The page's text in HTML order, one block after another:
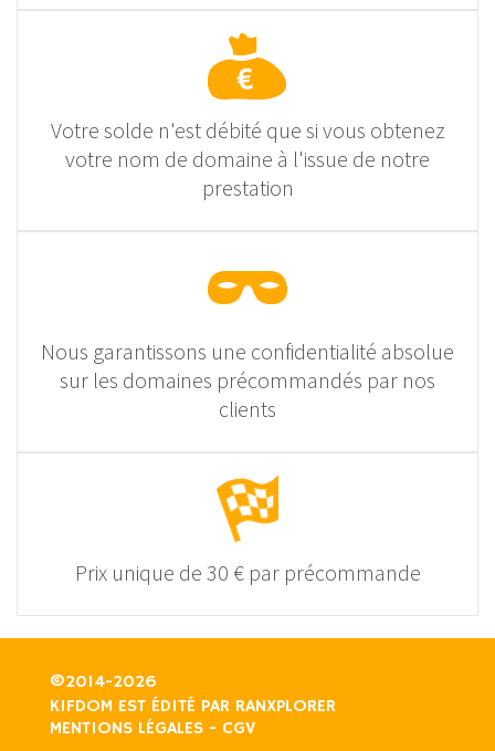
Votre solde n'est débité que si vous obtenez
votre nom de domaine à l'issue de notre
prestation
Nous garantissons une confidentialité absolue
sur les domaines précommandés par nos
clients
Prix unique de 30 € par précommande
©2014-2026
KIFDOM EST ÉDITÉ PAR RANXPLORER
MENTIONS LÉGALES - CGV